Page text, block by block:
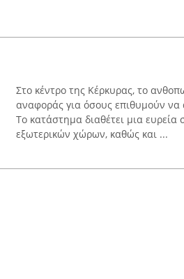
Στο κέντρο της Κέρκυρας, το
αναφοράς για όσους επιθυμούν
Το κατάστημα διαθέτει μια
εξωτερικών χώρων, καθώς και ...